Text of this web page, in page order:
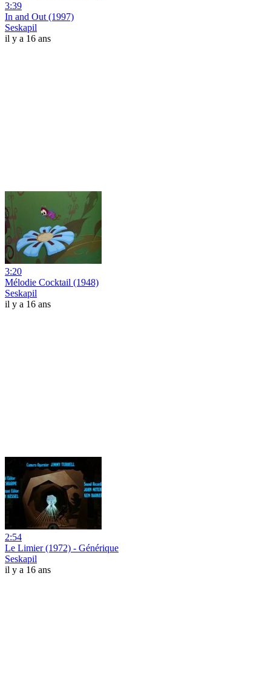
3:39
In and Out (1997)
Seskapil
il y a 16 ans
3:20
Mélodie Cocktail (1948)
Seskapil
il y a 16 ans
2:54
Le Limier (1972) - Générique
Seskapil
il y a 16 ans